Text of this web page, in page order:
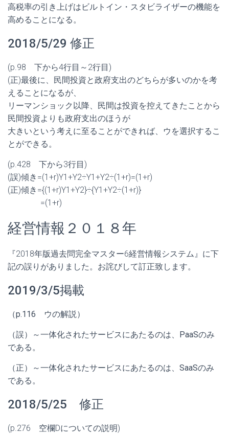
高税率の引き上げはビルトイン・スタビライザーの機能を
高めることになる。
2018/5/29 修正
(p.98 下から4行目～2行目)
(正)最後に、民間投資と政府支出のどちらが多いのかを考
えるこ とになるが、
リーマンショック以降、民間は投資を控えてきたことから
民間投資よりも政府支出のほうが
大きいという考えに至ることができれば、ウを選択するこ
とができ る。
(p.428 下から3行目)
(誤)傾き=(1+r)Y1+Y2÷Y1+Y2÷(1+r)=(1+r)
(正)傾き={(1+r)Y1+Y2}÷{Y1+Y2÷(1+r)}
=(1+r)
経営情報２０１８年
『2018年版過去問完全マスター6経営情報システム』に下
記の誤りがありました。お詫びして訂正致します。
2019/3/5掲載
（p.116 ウの解説）
（誤）～一体化されたサービスにあたるのは、PaaSのみ
である。
（正）～一体化されたサービスにあたるのは、SaaSのみ
である。
2018/5/25 修正
(p.276 空欄Dについての説明)